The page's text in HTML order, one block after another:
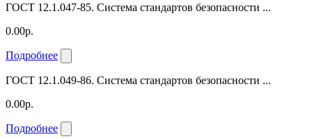
ГОСТ 12.1.047-85. Система стандартов безопасности ...
0.00р.
Подробнее
ГОСТ 12.1.049-86. Система стандартов безопасности ...
0.00р.
Подробнее